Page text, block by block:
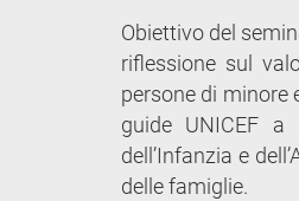
Obiettivo del
riflessione sul
persone di minore
guide UNICEF
dell’Infanzia e
delle famiglie.